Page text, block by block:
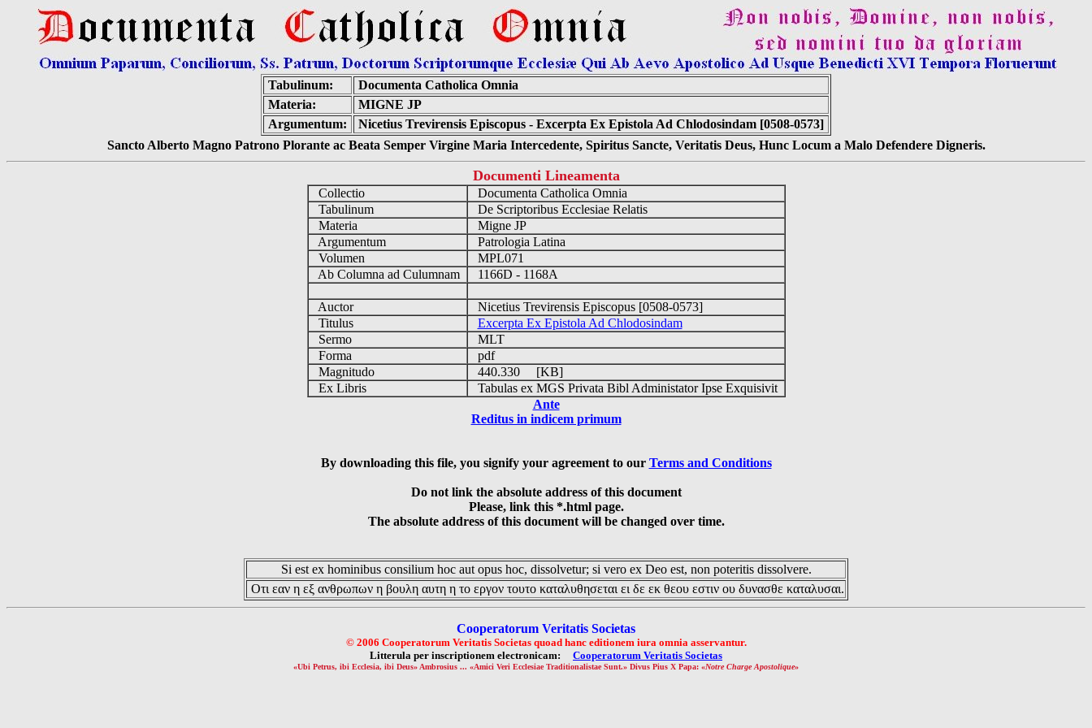
Tabulinum:
Documenta Catholica Omnia
Materia:
MIGNE JP
Argumentum:
Nicetius Trevirensis Episcopus - Excerpta Ex Epistola Ad Chlodosindam [0508-0573]
Sancto Alberto Magno Patrono Plorante ac Beata Semper Virgine Maria Intercedente, Spiritus Sancte, Veritatis Deus, Hunc Locum a Malo Defendere Digneris.
Documenti Lineamenta
Collectio
Documenta Catholica Omnia
Tabulinum
De Scriptoribus Ecclesiae Relatis
Materia
Migne JP
Argumentum
Patrologia Latina
Volumen
MPL071
Ab Columna ad Culumnam
1166D - 1168A
Auctor
Nicetius Trevirensis Episcopus [0508-0573]
Titulus
Excerpta Ex Epistola Ad Chlodosindam
Sermo
MLT
Forma
pdf
Magnitudo
440.330 [KB]
Ex Libris
Tabulas ex MGS Privata Bibl Administator Ipse Exquisivit
Ante
Reditus in indicem primum
By downloading this file, you signify your agreement to our Terms and Conditions
Do not link the absolute address of this document
Please, link this *.html page.
The absolute address of this document will be changed over time.
Si est ex hominibus consilium hoc aut opus hoc, dissolvetur; si vero ex Deo est, non poteritis dissolvere.
Οτι εαν η εξ ανθρωπων η βουλη αυτη η το εργον τουτο καταλυθησεται ει δε εκ θεου εστιν ου δυνασθε καταλυσαι.
Cooperatorum Veritatis Societas
© 2006 Cooperatorum Veritatis Societas quoad hanc editionem iura omnia asservantur.
Litterula per inscriptionem electronicam: Cooperatorum Veritatis Societas
«Ubi Petrus, ibi Ecclesia, ibi Deus» Ambrosius ... «Amici Veri Ecclesiae Traditionalistae Sunt.» Divus Pius X Papa: «Notre Charge Apostolique»